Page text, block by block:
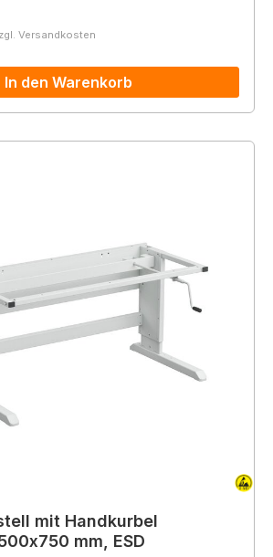
Versandkosten
In den Warenkorb
mit Handkurbel
mm, ESD